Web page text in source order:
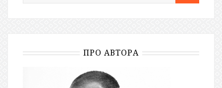
ПРО АВТОРА